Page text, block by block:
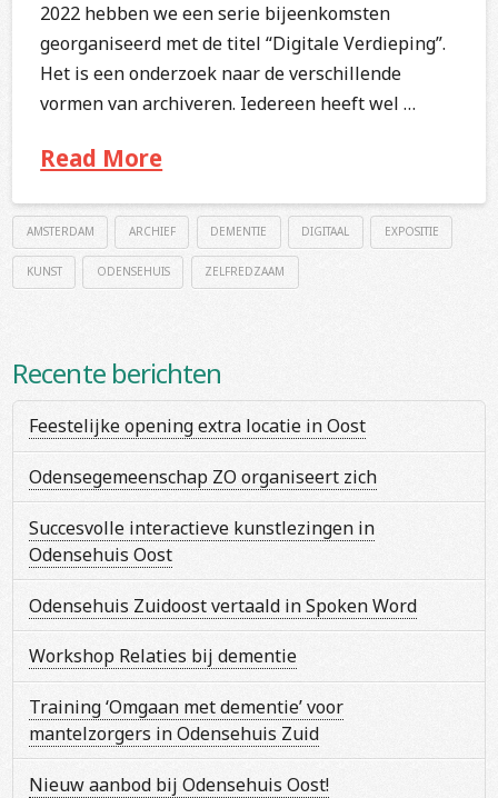
2022 hebben we een serie bijeenkomsten
georganiseerd met de titel “Digitale Verdieping”.
Het is een onderzoek naar de verschillende
vormen van archiveren. Iedereen heeft wel …
Read More
AMSTERDAM ARCHIEF DEMENTIE DIGITAAL EXPOSITIE
KUNST ODENSEHUIS ZELFREDZAAM
Recente berichten
Feestelijke opening extra locatie in Oost
Odensegemeenschap ZO organiseert zich
Succesvolle interactieve kunstlezingen in
Odensehuis Oost
Odensehuis Zuidoost vertaald in Spoken Word
Workshop Relaties bij dementie
Training ‘Omgaan met dementie’ voor
mantelzorgers in Odensehuis Zuid
Nieuw aanbod bij Odensehuis Oost!